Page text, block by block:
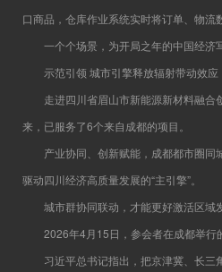
口商品，仓库作业系统实时将订单、物
一个个场景，为开局之年的中国经济写
示范引领 城市引擎释放辐射带动效应
走进四川省眉山市新能源新材料融合
来，已服务了6个来自成都的项目。
产业协同、创新赋能，成都都市圈同
驱动四川经济高质量发展的“主引擎”。
城市群协同联动，才能更好激活区域发
2026年4月15日，参会者在成都举行
习近平总书记指出，把京津冀、长三